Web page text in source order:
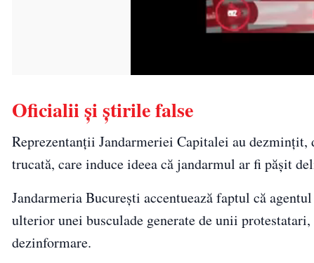
Oficialii și știrile false
Reprezentanții Jandarmeriei Capitalei au
trucată, care induce ideea că jandarmul ar fi pășit
Jandarmeria București accentuează faptul că
ulterior unei busculade generate de unii
dezinformare.